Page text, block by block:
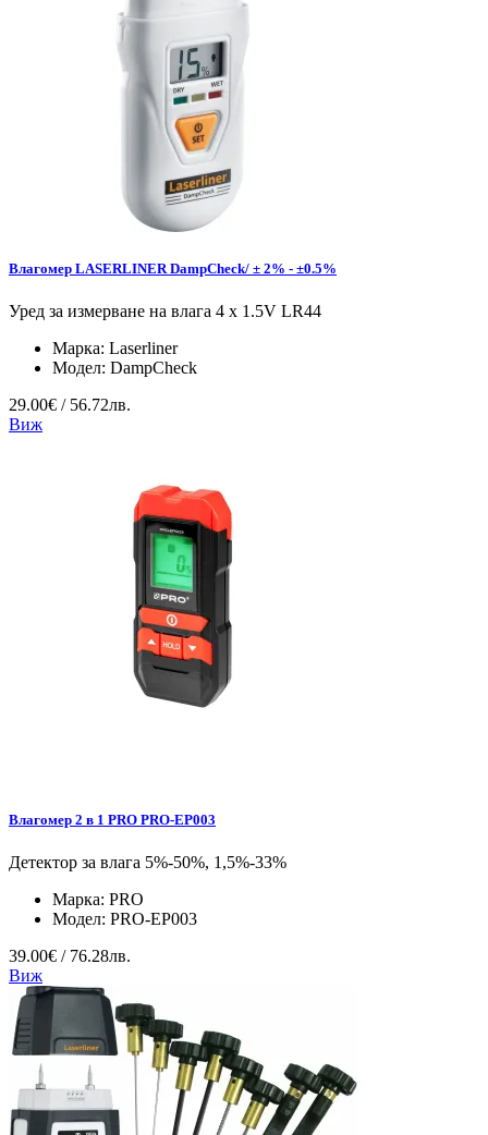
Влагомер LASERLINER DampCheck/ ± 2% - ±0.5%
Уред за измерване на влага 4 x 1.5V LR44
Марка: Laserliner
Модел: DampCheck
29.00€ / 56.72лв.
Виж
Влагомер 2 в 1 PRO PRO-EP003
Детектор за влага 5%-50%, 1,5%-33%
Марка: PRO
Модел: PRO-EP003
39.00€ / 76.28лв.
Виж